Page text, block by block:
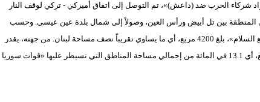
للأكراد شركاء الحرب ضد (داعش)»، تم التوصل إلى اتفاق أميركي - تركي لوقف النار
بين تل أبيض ورأس العين، وصولاً إلى شمال بلدة عين عيسى. وحسب
مصادر، فإن إجمالي المناطق المسيطر عليها في الشهر الأول من «نبع السلام»، بلغ 4200 مربع، أي ما يساوي تقريباً نصف مساحة لبنان. من جهته، يقدر
«المرصد السوري لحقوق الإنسان» مساحة المنطقة بـ4820 كلم مربع، أي 13.1 في المائة من إجمالي مساحة المناطق التي تسيطر عليها «قوات سوريا